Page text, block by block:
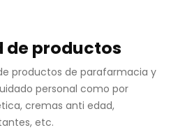
de productos
productos de parafarmacia y
personal como por
cremas anti edad,
etc.